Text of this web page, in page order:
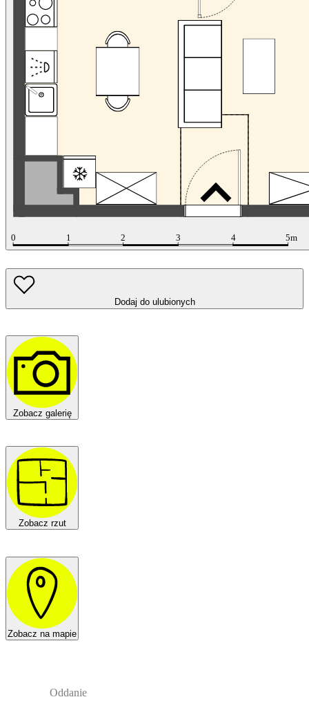
Dodaj do ulubionych
Zobacz galerię
Zobacz rzut
Zobacz na mapie
Oddanie